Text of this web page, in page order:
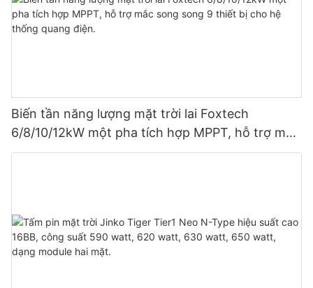
Biến tần năng lượng mặt trời lai Foxtech
6/8/10/12kW một pha tích hợp MPPT, hỗ trợ mắc
song song 9 thiết bị cho hệ thống quang điện.